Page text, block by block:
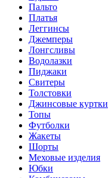
Пальто
Платья
Леггинсы
Джемперы
Лонгсливы
Водолазки
Пиджаки
Свитеры
Толстовки
Джинсовые куртки
Топы
Футболки
Жакеты
Шорты
Меховые изделия
Юбки